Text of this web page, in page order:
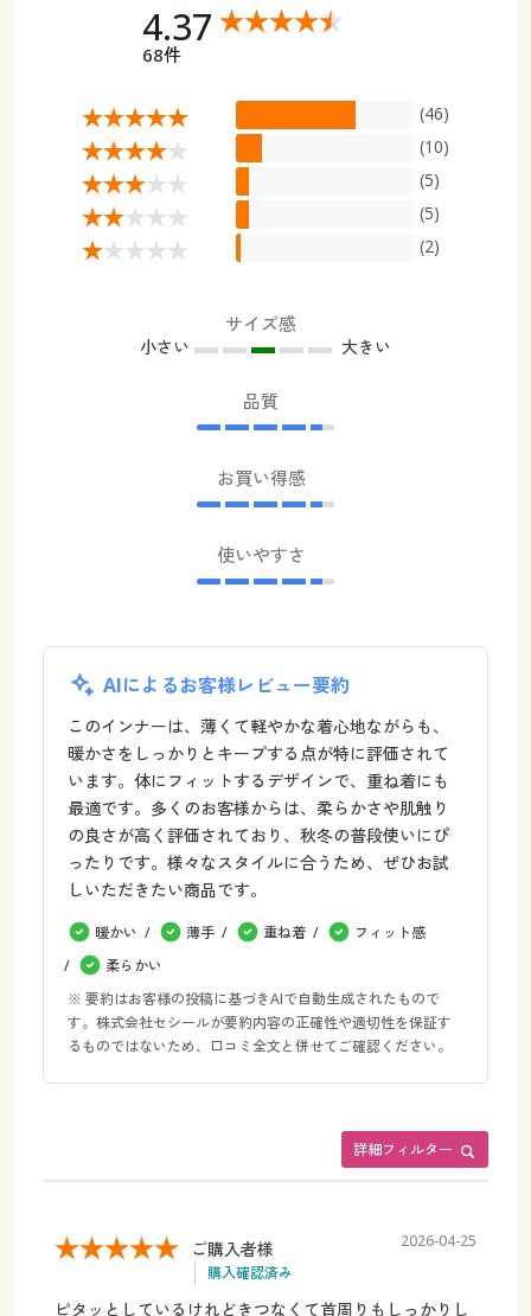
4.37
68件
(46)
(10)
(5)
(5)
(2)
サイズ感
小さい 大きい
品質
お買い得感
使いやすさ
AIによるお客様レビュー要約
このインナーは、薄くて軽やかな着心地ながらも、
暖かさをしっかりとキープする点が特に評価されて
います。体にフィットするデザインで、重ね着にも
最適です。多くのお客様からは、柔らかさや肌触り
の良さが高く評価されており、秋冬の普段使いにぴ
ったりです。様々なスタイルに合うため、ぜひお試
しいただきたい商品です。
暖かい 薄手 重ね着
フィット感
柔らかい
※ 要約はお客様の投稿に基づきAIで自動生成されたもので
す。株式会社セシールが要約内容の正確性や適切性を保証す
るものではないため、口コミ全文と併せてご確認ください。
詳細フィルター
ご購入者様
購入確認済み
2026-04-25
ピタッとしているけれどきつなくて首周りもしっかりし